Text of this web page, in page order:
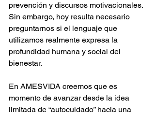
prevención y discursos motivacionales.
Sin embargo, hoy resulta necesario
preguntarnos si el lenguaje que
utilizamos realmente expresa la
profundidad humana y social del
bienestar.
En AMESVIDA creemos que es
momento de avanzar desde la idea
limitada de “autocuidado” hacia una